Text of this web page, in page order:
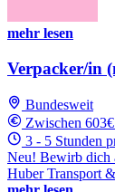
mehr lesen
Verpacker/in
Bundesweit
Zwischen
3 - 5 Stunden
Neu! Bewirb dich
Huber Transport